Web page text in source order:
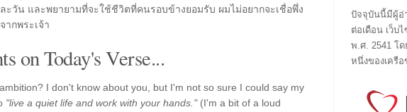
ะวัน และพยายามที่จะใช้ชีวิตที่คนรอบข้างยอมรับ ผมไม่อยากจะเชื่อพึ่ง
ากพระเจ้า
on Today's Verse...
I don't know about you, but I'm not so sure I could say my
"live a quiet life and work with your hands."(I'm a bit of a loud
ปัจจุบันนี้มีผู้อ่
ต่อเดือน เว็บ
พ.ศ. 2541 โ
หนึ่งของเครื